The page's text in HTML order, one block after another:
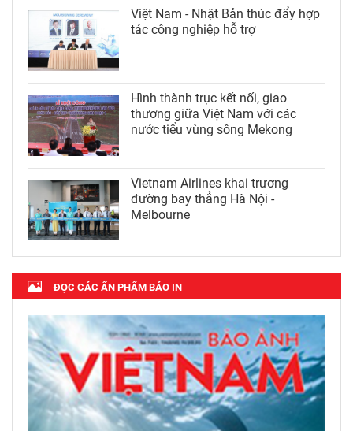
Việt Nam - Nhật Bản thúc đẩy hợp
tác công nghiệp hỗ trợ
Hình thành trục kết nối, giao
thương giữa Việt Nam với các
nước tiểu vùng sông Mekong
Vietnam Airlines khai trương
đường bay thẳng Hà Nội -
Melbourne
ĐỌC CÁC ẤN PHẨM BÁO IN